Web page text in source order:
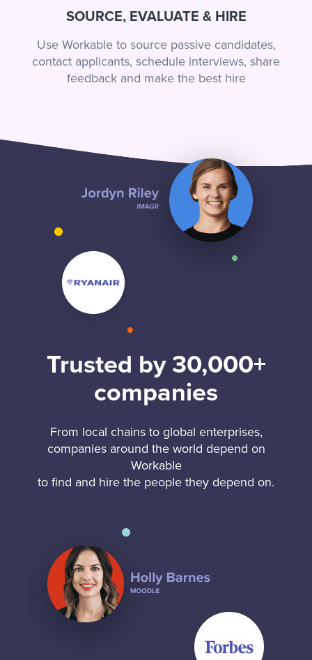
SOURCE, EVALUATE & HIRE
Use Workable to source passive candidates,
contact applicants, schedule interviews, share
feedback and make the best hire
Trusted by 30,000+
companies
From local chains to global enterprises,
companies around the world depend on
Workable
to find and hire the people they depend on.